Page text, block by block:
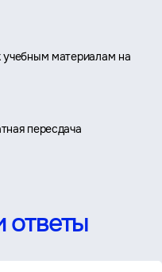
учебным материалам на
пересдача
ответы